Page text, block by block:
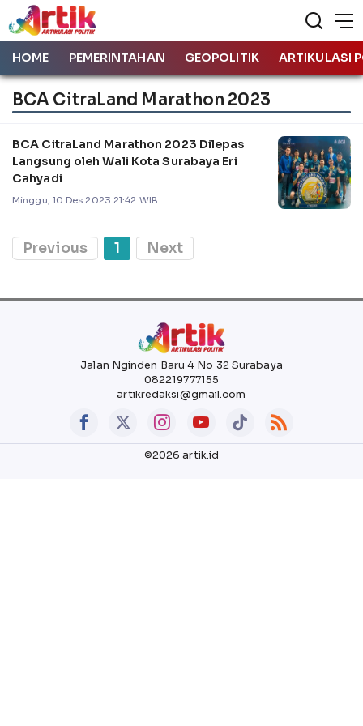
HOME PEMERINTAHAN GEOPOLITIK ARTIKULASI
BCA CitraLand Marathon 2023
BCA CitraLand Marathon 2023 Dilepas
Langsung oleh Wali Kota Surabaya Eri
Cahyadi
Minggu, 10 Des 2023 21:42 WIB
Previous 1 Next
Jalan Nginden Baru 4 No 32 Surabaya
082219777155
artikredaksi@gmail.com
©2026 artik.id